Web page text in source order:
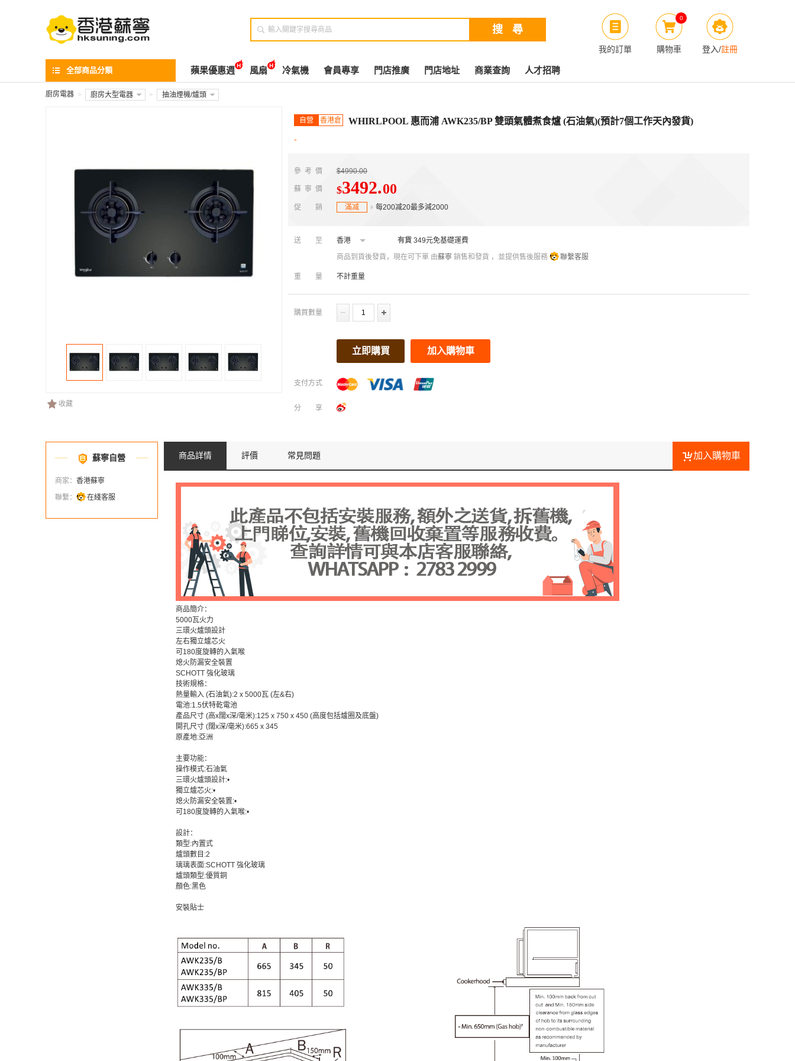
我的訂單
0
購物車 登入/註冊

全部商品分類 蘋果優惠週 風扇 冷氣機 會員專享 門店推廣 門店地址 商業查詢 人才招聘
廚房電器 > 廚房大型電器 > 抽油煙機/爐頭
收藏
自營 香港倉 WHIRLPOOL 惠而浦 AWK235/BP 雙頭氣體煮食爐 (石油氣)(預計7個工作天內發貨)
-
參考價 $4990.00
蘇寧價 $3492.00
促銷 滿减 每200减20最多減2000
送至 香港 有貨 349元免基礎運費
商品到貨後發貨，現在可下單 由蘇寧 銷售和發貨 ，並提供售後服務 聯繫客服
重量 不計重量
購買數量
立即購買 加入購物車
支付方式
分享
蘇寧自營
商家： 香港蘇寧
聯繫：
在綫客服
加入購物車
商品詳情 評價 常見問題
商品簡介：
5000瓦火力
三環火爐頭設計
左右獨立爐芯火
可180度旋轉的入氣喉
熄火防漏安全裝置
SCHOTT 強化玻璃
技術規格：
熱量輸入 (石油氣):2 x 5000瓦 (左&右)
電池:1.5伏特乾電池
產品尺寸 (高x闊x深/毫米):125 x 750 x 450 (高度包括爐圈及底盤)
開孔尺寸 (闊x深/毫米):665 x 345
原產地:亞洲
主要功能：
操作模式:石油氣
三環火爐頭設計:•
獨立爐芯火:•
熄火防漏安全裝置:•
可180度旋轉的入氣喉:•
設計：
類型:內置式
爐頭數目:2
璃璃表面:SCHOTT 強化玻璃
爐頭類型:優質銅
顏色:黑色
安裝貼士